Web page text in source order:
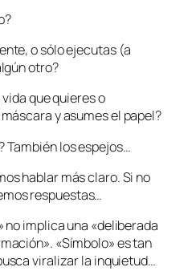
o sólo ejecutas (a
otro?
que quieres o
y asumes el papel?
También los espejos…
hablar más claro. Si no
respuestas…
no implica una «deliberada
«Símbolo» es tan
viralizar la inquietud…